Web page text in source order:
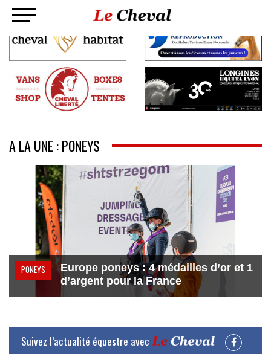
A LA UNE : PONEYS
PONEYS
Europe poneys : 4 médailles d’or et 1
d’argent pour la France
Suivez l’actualité équestre avec